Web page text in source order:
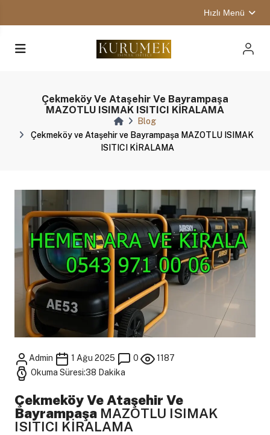
Hızlı Menü
Çekmeköy Ve Ataşehir Ve Bayrampaşa
MAZOTLU ISIMAK ISITICI KİRALAMA
Blog
Çekmeköy ve Ataşehir ve Bayrampaşa MAZOTLU ISIMAK
ISITICI KİRALAMA
Admin 1 Ağu 2025 0
1187
Okuma Süresi:38 Dakika
Çekmeköy Ve Ataşehir Ve
BayrampaşaMAZOTLU ISIMAK
ISITICI KİRALAMA